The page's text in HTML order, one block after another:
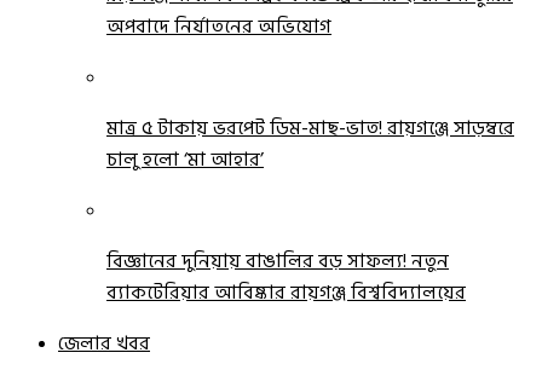
অপবাদে নির্যাতনের অভিযোগ
মাত্র ৫ টাকায় ভরপেট ডিম-মাছ-ভাত! রায়গঞ্জে সাড়ম্বরে
চালু হলো ‘মা আহার’
বিজ্ঞানের দুনিয়ায় বাঙালির বড় সাফল্য! নতুন
ব্যাকটেরিয়ার আবিষ্কার রায়গঞ্জ বিশ্ববিদ্যালয়ের
জেলার খবর